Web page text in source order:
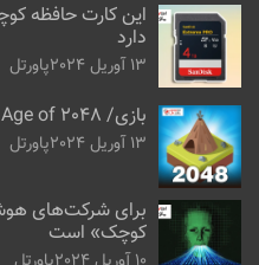
دارد
13 آوریل 2024 پاورتل
بازی/ Age of 2048؛ بزرگ‌ترین تمدن جهان را بسازید
13 آوریل 2024 پاورتل
برای شرکت‌های
کوچک» است